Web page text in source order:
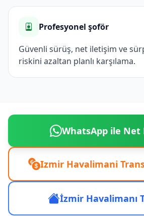
Profesyonel şoför
Güvenli sürüş, net iletişim ve
riskini azaltan planlı karşılama.
WhatsApp ile Net
Izmir Havalimani
İzmir Havalimanı